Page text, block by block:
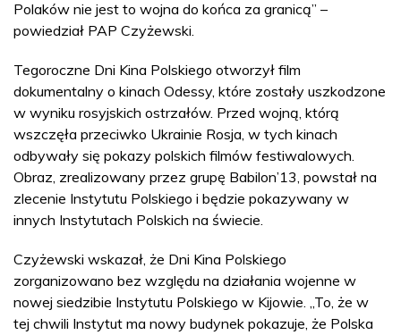
Polaków nie jest to wojna do końca za granicą” –
powiedział PAP Czyżewski.
Tegoroczne Dni Kina Polskiego otworzył film
dokumentalny o kinach Odessy, które zostały uszkodzone
w wyniku rosyjskich ostrzałów. Przed wojną, którą
wszczęła przeciwko Ukrainie Rosja, w tych kinach
odbywały się pokazy polskich filmów festiwalowych.
Obraz, zrealizowany przez grupę Babilon’13, powstał na
zlecenie Instytutu Polskiego i będzie pokazywany w
innych Instytutach Polskich na świecie.
Czyżewski wskazał, że Dni Kina Polskiego
zorganizowano bez względu na działania wojenne w
nowej siedzibie Instytutu Polskiego w Kijowie. „To, że w
tej chwili Instytut ma nowy budynek pokazuje, że Polska